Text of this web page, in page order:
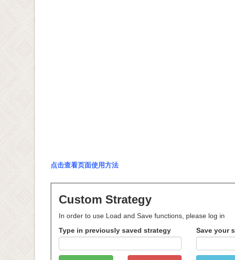
点击查看页面使用方法